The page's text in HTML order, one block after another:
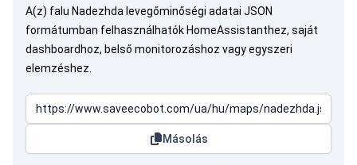
A(z) falu Nadezhda levegőminőségi adatai JSON
formátumban felhasználhatók HomeAssistanthez, saját
dashboardhoz, belső monitorozáshoz vagy egyszeri
elemzéshez.
Másolás